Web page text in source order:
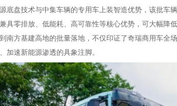
底盘技术与中集车辆的专用车上装智造优势，该批车
具零排放、低能耗、高可靠性等核心优势，可大幅降
南方基建高地的批量落地，不仅印证了奇瑞商用车全
加速新能源渗透的具象注脚。